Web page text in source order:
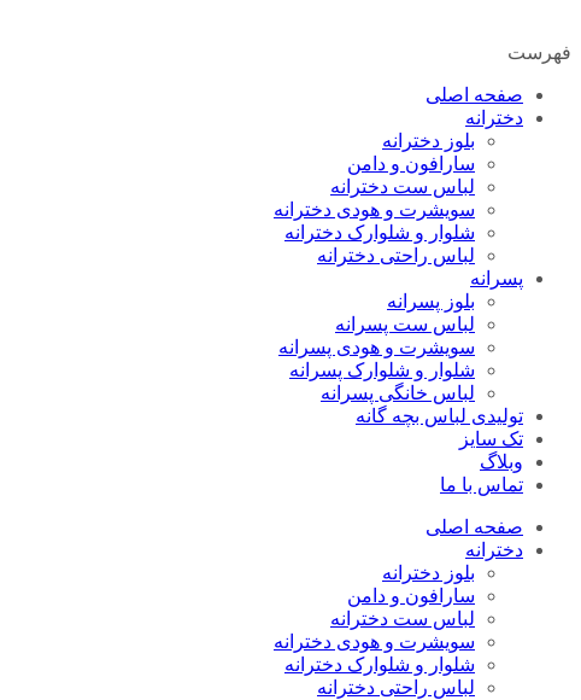
فهرست
صفحه اصلی
دخترانه
بلوز دخترانه
سارافون و دامن
لباس ست دخترانه
سویشرت و هودی دخترانه
شلوار و شلوارک دخترانه
لباس راحتی دخترانه
پسرانه
بلوز پسرانه
لباس ست پسرانه
سویشرت و هودی پسرانه
شلوار و شلوارک پسرانه
لباس خانگی پسرانه
تولیدی لباس بچه گانه
تک سایز
وبلاگ
تماس با ما
صفحه اصلی
دخترانه
بلوز دخترانه
سارافون و دامن
لباس ست دخترانه
سویشرت و هودی دخترانه
شلوار و شلوارک دخترانه
لباس راحتی دخترانه